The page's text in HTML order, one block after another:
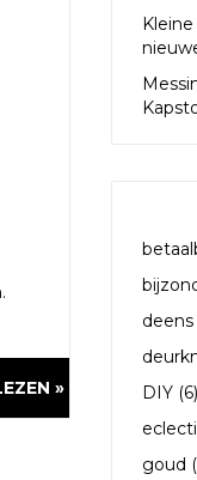
»
deens
DIY (6)
goud